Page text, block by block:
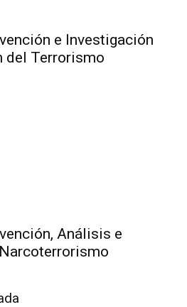
e Investigación
del Terrorismo
Análisis e